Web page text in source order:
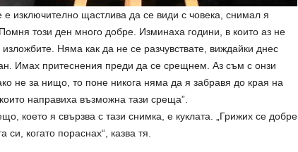
е изключително щастлива да се види с човека, снимал я
този ден много добре. Изминаха години, в които аз не
Няма как да не се разчувствате, виждайки днес
Имах притеснения преди да се срещнем. Аз съм с онзи
не за нищо, то поне никога няма да я забравя до края на
направиха възможна тази среща”.
което я свързва с тази снимка, е куклата. „Грижих се добре
когато пораснах“, казва тя.